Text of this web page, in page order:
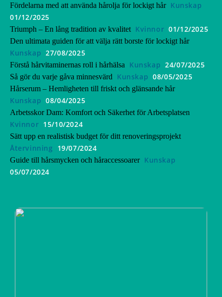
Fördelarna med att använda hårolja för lockigt hår Kunskap
01/12/2025
Triumph – En lång tradition av kvalitet Kvinnor 01/12/2025
Den ultimata guiden för att välja rätt borste för lockigt hår
Kunskap 27/08/2025
Förstå hårvitaminernas roll i hårhälsa Kunskap 24/07/2025
Så gör du varje gåva minnesvärd Kunskap 08/05/2025
Hårserum – Hemligheten till friskt och glänsande hår
Kunskap 08/04/2025
Arbetsskor Dam: Komfort och Säkerhet för Arbetsplatsen
Kvinnor 15/10/2024
Sätt upp en realistisk budget för ditt renoveringsprojekt
Återvinning 19/07/2024
Guide till hårsmycken och håraccessoarer Kunskap
05/07/2024